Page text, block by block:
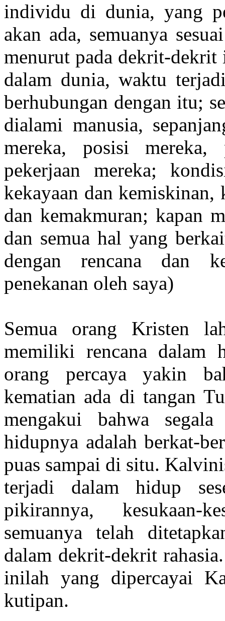
individu di dunia, yang
akan ada, semuanya
menurut pada dekrit-
dalam dunia, waktu
berhubungan dengan itu;
dialami manusia,
mereka, posisi
pekerjaan mereka;
kekayaan dan kemiskinan,
dan kemakmuran; kapan
dan semua hal yang
dengan rencana dan
penekanan oleh saya)
Semua orang Kristen
memiliki rencana dalam
orang percaya yakin
kematian ada di tangan
mengakui bahwa
hidupnya adalah berkat-
puas sampai di situ.
terjadi dalam hidup
pikirannya, kesukaan-
semuanya telah
dalam dekrit-dekrit
inilah yang dipercayai
kutipan.